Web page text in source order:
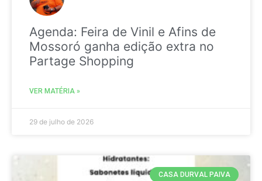
Agenda: Feira de Vinil e Afins de
Mossoró ganha edição extra no
Partage Shopping
VER MATÉRIA »
29 de julho de 2026
CASA DURVAL PAIVA